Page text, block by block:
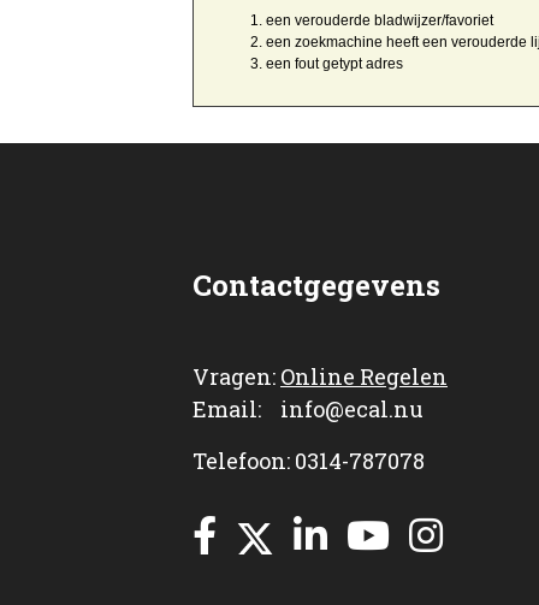
een verouderde bladwijzer/favoriet
een zoekmachine heeft een verouderde
een fout getyptadres
Contactgegevens
Vragen: Online Regelen
Email: info@ecal.nu
Telefoon: 0314-787078